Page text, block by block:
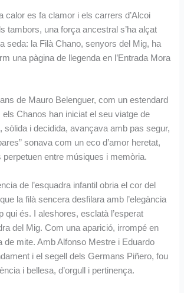
calor es fa clamor i els carrers d’Alcoi
tambors, una força ancestral s’ha alçat
seda: la Filà Chano, senyors del Mig, ha
una pàgina de llegenda en l’Entrada Mora
de Mauro Belenguer, com un estendard
els Chanos han iniciat el seu viatge de
sòlida i decidida, avançava amb pas segur,
sonava com un eco d’amor heretat,
perpetuen entre músiques i memòria.
de l’esquadra infantil obria el cor del
la filà sencera desfilara amb l’elegància
qui és. I aleshores, esclatà l’esperat
del Mig. Com una aparició, irrompé en
de mite. Amb Alfonso Mestre i Eduardo
i el segell dels Germans Piñero, fou
i bellesa, d’orgull i pertinença.